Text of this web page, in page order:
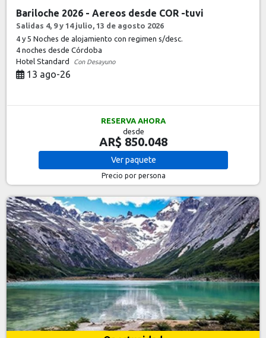
Bariloche 2026 - Aereos desde COR -tuvi
Salidas 4, 9 y 14 julio, 13 de agosto 2026
4 y 5 Noches de alojamiento con regimen s/desc.
4 nochesdesde Córdoba
Hotel Standard
Con Desayuno
13 ago-26
RESERVA AHORA
desde
AR$ 850.048
Verpaquete
Precio por persona